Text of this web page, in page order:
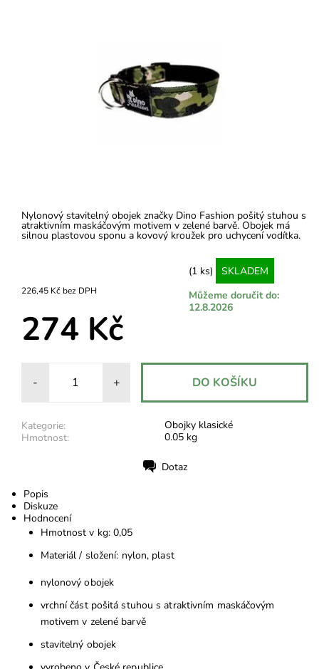
Nylonový stavitelný obojek značky Dino Fashion pošitý stuhou s
atraktivním maskáčovým motivem v zelené barvě. Obojek má
silnou plastovou sponu a kovový kroužek pro uchycení vodítka.
226,45 Kč bez DPH
(1 ks)
SKLADEM
Můžeme doručit do:
12.8.2026
274 Kč
- +
Kategorie:
Obojky klasické
Hmotnost:
0.05 kg
Dotaz
Popis
Diskuze
Hodnocení
Hmotnost v kg: 0,05
Materiál / složení: nylon, plast
nylonový obojek
vrchní část pošitá stuhou s atraktivním maskáčovým
motivem v zelené barvě
stavitelný obojek